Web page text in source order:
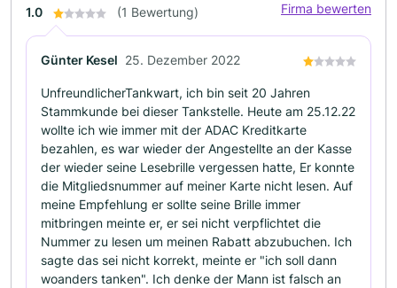
1.0 (1 Bewertung) Firma bewerten
Günter Kesel 25. Dezember 2022
UnfreundlicherTankwart, ich bin seit 20 Jahren
Stammkunde bei dieser Tankstelle. Heute am 25.12.22
wollte ich wie immer mit der ADAC Kreditkarte
bezahlen, es war wieder der Angestellte an der Kasse
der wieder seine Lesebrille vergessen hatte, Er konnte
die Mitgliedsnummer auf meiner Karte nicht lesen. Auf
meine Empfehlung er sollte seine Brille immer
mitbringen meinte er, er sei nicht verpflichtet die
Nummer zu lesen um meinen Rabatt abzubuchen. Ich
sagte das sei nicht korrekt, meinte er "ich soll dann
woanders tanken". Ich denke der Mann ist falsch an